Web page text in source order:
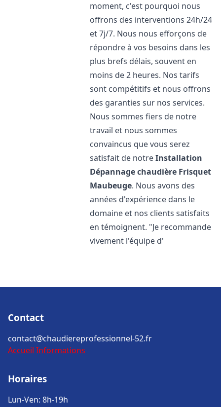
moment, c'est pourquoi nous
offrons des interventions 24h/24
et 7j/7. Nous nous efforçons de
répondre à vos besoins dans les
plus brefs délais, souvent en
moins de 2 heures. Nos tarifs
sont compétitifs et nous offrons
des garanties sur nos services.
Nous sommes fiers de notre
travail et nous sommes
convaincus que vous serez
satisfait de notreInstallation
Dépannage chaudière Frisquet
Maubeuge. Nous avons des
années d'expérience dans le
domaine et nos clients satisfaits
en témoignent. "Je recommande
vivement l'équipe d'
Contact
contact@chaudiereprofessionnel-52.fr
Accueil Informations
Horaires
Lun-Ven: 8h-19h